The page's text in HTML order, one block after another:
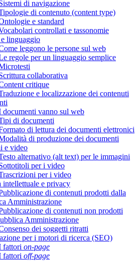
di navigazione
di contenuto (content type)
e standard
controllati e tassonomie
linguaggio
leggono le persone sul web
regole per un linguaggio semplice
collaborativa
critique
e localizzazione dei contenuti
documenti vanno sul web
di documenti
di lettura dei documenti elettronici
di produzione dei documenti
e video
alternativo (alt text) per le immagini
per i video
per i video
intellettuale e privacy
di contenuti prodotti dalla
Amministrazione
di contenuti non prodotti
Amministrazione
dei soggetti ritratti
per i motori di ricerca (SEO)
fattori on-page
fattori off-page